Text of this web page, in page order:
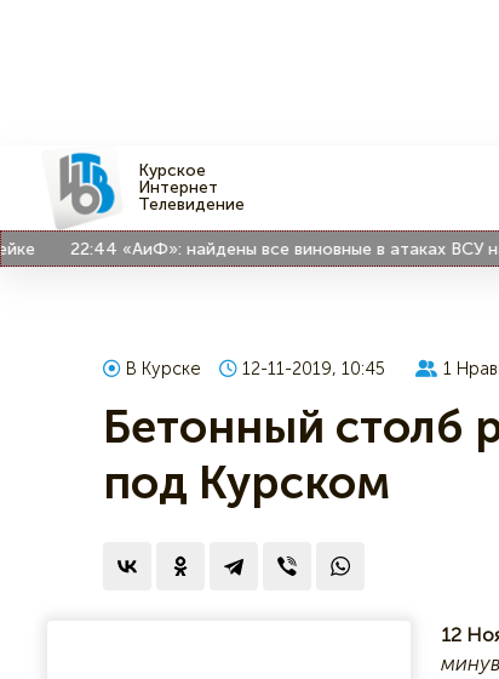
Курское
Интернет
Телевидение
22:44 «АиФ»: найдены все виновные в атаках ВСУ на
В Курске 12-11-2019, 10:45 1
Бетонный столб
под Курском
12